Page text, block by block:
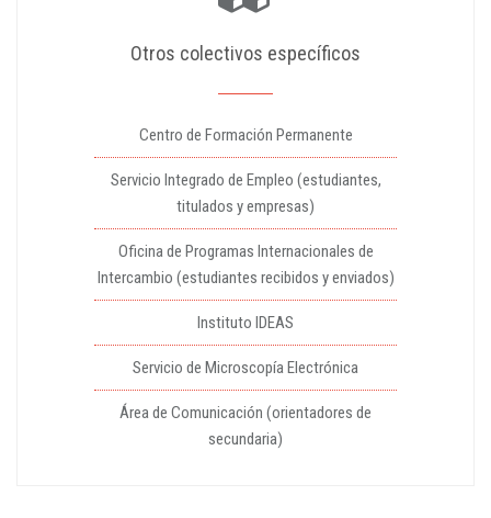
Otros colectivos específicos
Centro de Formación Permanente
Servicio Integrado de Empleo (estudiantes,
titulados y empresas)
Oficina de Programas Internacionales de
Intercambio (estudiantes recibidos y enviados)
Instituto IDEAS
Servicio de Microscopía Electrónica
Área de Comunicación (orientadores de
secundaria)